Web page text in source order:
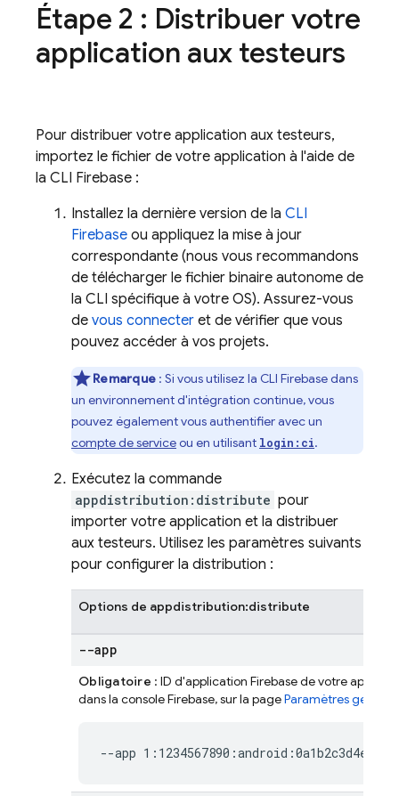
Étape 2 : Distribuer votre
application aux testeurs
Pour distribuer votre application aux testeurs,
importez le fichier de votre application à l'aide de
la CLI Firebase :
Installez la dernière version de la CLI
Firebase ou appliquez la mise à jour
correspondante (nous vous recommandons
de télécharger le fichier binaire autonome de
la CLI spécifique à votre OS). Assurez-vous
de vous connecter et de vérifier que vous
pouvez accéder à vos projets.
Remarque : Si vous utilisez la CLI Firebase dans
un environnement d'intégration continue, vous
pouvez également vous authentifier avec un
compte de serviceou en utilisant login:ci.
Exécutez la commande
appdistribution:distribute pour
importer votre application et la distribuer
aux testeurs. Utilisez les paramètres suivants
pour configurer la distribution :
Options de appdistribution:distribute
--app
Obligatoire : ID d'application Firebase de votre
dans la consoleFirebase, sur la pageParamètres
--app